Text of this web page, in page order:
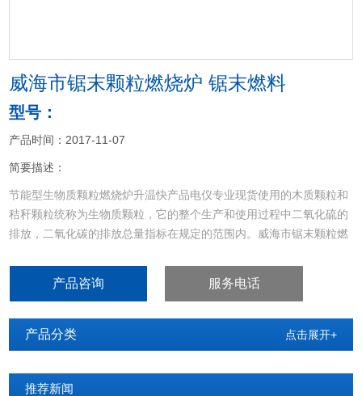
威海市锯末颗粒燃烧炉 锯末燃料
型号：
产品时间：2017-11-07
简要描述：
节能型生物质颗粒燃烧炉升温快产品电仪专业现货使用的木质颗粒和
秸秆颗粒统称为生物质颗粒，它的整个生产和使用过程中二氧化硫的
排放，二氧化碳的排放总量指标在规定的范围内。威海市锯末颗粒燃
产品咨询 服务电话
产品分类 点击展开+
推荐新闻